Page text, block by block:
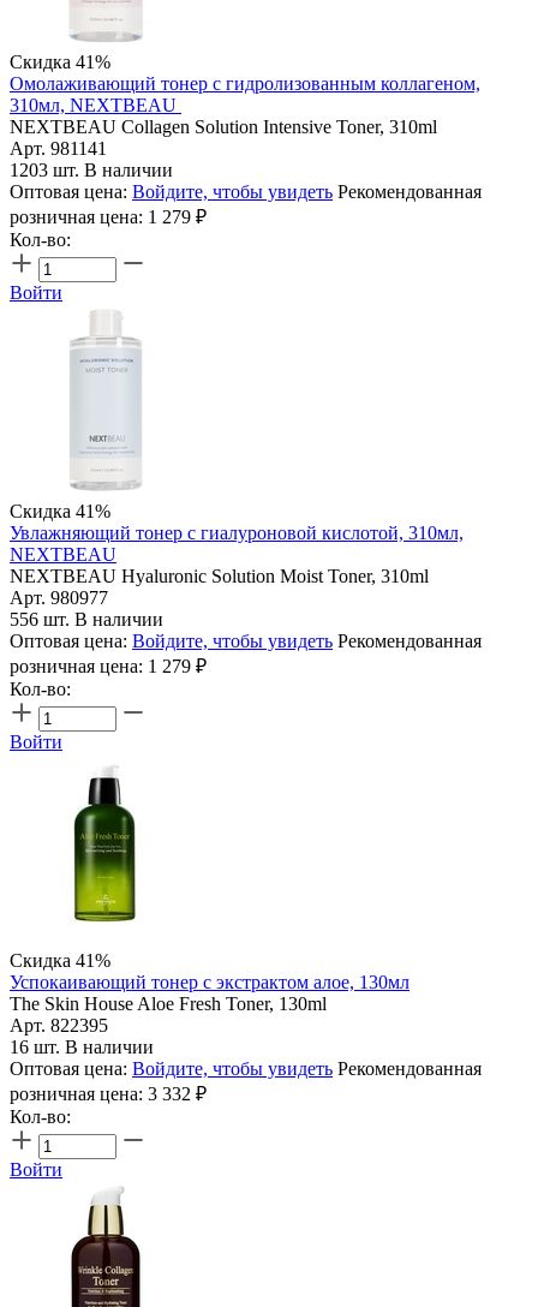
Скидка 41%
Омолаживающий тонер с гидролизованным коллагеном,
310мл, NEXTBEAU
NEXTBEAU Collagen Solution Intensive Toner, 310ml
Арт. 981141
1203 шт. В наличии
Оптовая цена: Войдите, чтобы увидеть Рекомендованная
розничная цена: 1 279 ₽
Кол-во:
Войти
Скидка 41%
Увлажняющий тонер с гиалуроновой кислотой, 310мл,
NEXTBEAU
NEXTBEAU Hyaluronic Solution Moist Toner, 310ml
Арт. 980977
556 шт. В наличии
Оптовая цена: Войдите, чтобы увидеть Рекомендованная
розничная цена: 1 279 ₽
Кол-во:
Войти
Скидка 41%
Успокаивающий тонер с экстрактом алое, 130мл
The Skin House Aloe Fresh Toner, 130ml
Арт. 822395
16 шт. В наличии
Оптовая цена: Войдите, чтобы увидеть Рекомендованная
розничная цена: 3 332 ₽
Кол-во:
Войти